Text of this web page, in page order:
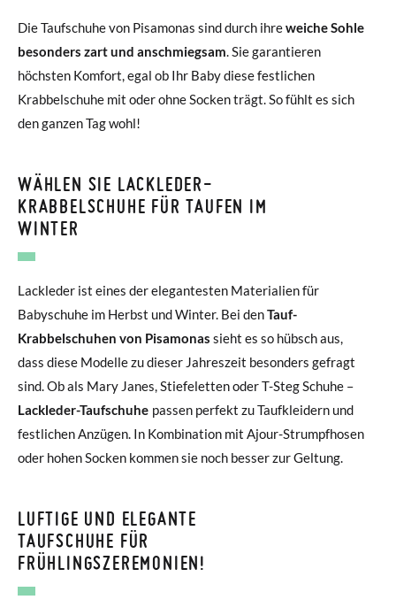
Die Taufschuhe von Pisamonas sind durch ihreweiche Sohle
besonders zart und anschmiegsam . Sie garantieren
höchsten Komfort, egal ob Ihr Baby diese festlichen
Krabbelschuhe mit oder ohne Socken trägt. So fühlt es sich
den ganzen Tag wohl!
WÄHLEN SIE LACKLEDER-
KRABBELSCHUHE FÜR TAUFEN IM
WINTER
Lackleder ist eines der elegantesten Materialien für
Babyschuhe im Herbst und Winter. Bei denTauf-
Krabbelschuhen von Pisamonas sieht es so hübsch aus,
dass diese Modelle zu dieser Jahreszeit besonders gefragt
sind. Ob als Mary Janes, Stiefeletten oder T-Steg Schuhe –
Lackleder-Taufschuhe passen perfekt zu Taufkleidern und
festlichen Anzügen. In Kombination mit Ajour-Strumpfhosen
oder hohen Socken kommen sie noch besser zur Geltung.
LUFTIGE UND ELEGANTE
TAUFSCHUHE FÜR
FRÜHLINGSZEREMONIEN!